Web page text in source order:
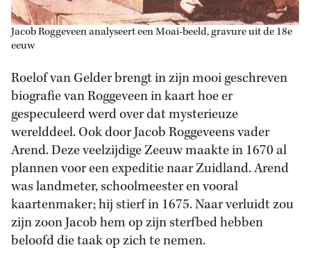
Jacob Roggeveen analyseert een Moai-beeld, gravure uit de 18e
eeuw
Roelof van Gelder brengt in zijn mooi geschreven
biografie van Roggeveen in kaart hoe er
gespeculeerd werd over dat mysterieuze
werelddeel. Ook door Jacob Roggeveens vader
Arend. Deze veelzijdige Zeeuw maakte in 1670 al
plannen voor een expeditie naar Zuidland. Arend
was landmeter, schoolmeester en vooral
kaartenmaker; hij stierf in 1675. Naar verluidt zou
zijn zoon Jacob hem op zijn sterfbed hebben
beloofd die taak op zich te nemen.